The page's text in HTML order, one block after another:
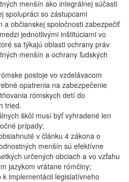
menšín ako integrálnej súčasti
spolupráci so zástupcami
a občianskej spoločnosti zabezpečiť
jednotlivými inštitúciami vo
sa týkajú oblasti ochrany práv
menšín a ochrany ľudských
postoje vo vzdelávacom
opatrenia na zabezpečenie
rómskych detí do
tried.
škôl musí byť vyhradené len
prípady;
v článku 4 zákona o
menšín sú efektívne
určených obciach a vo vzťahu
jazykom vrátane rómčiny;
implementácii legislatívneho